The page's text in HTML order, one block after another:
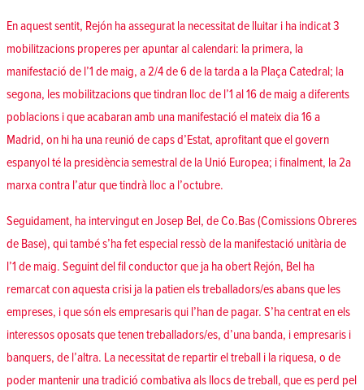
En aquest sentit, Rejón ha assegurat la necessitat de lluitar i ha indicat 3
mobilitzacions properes per apuntar al calendari: la primera, la
manifestació de l’1 de maig, a 2/4 de 6 de la tarda a la Plaça Catedral; la
segona, les mobilitzacions que tindran lloc de l’1 al 16 de maig a diferents
poblacions i que acabaran amb una manifestació el mateix dia 16 a
Madrid, on hi ha una reunió de caps d’Estat, aprofitant que el govern
espanyol té la presidència semestral de la Unió Europea; i finalment, la 2a
marxa contra l’atur que tindrà lloc a l’octubre.
Seguidament, ha intervingut en Josep Bel, de Co.Bas (Comissions Obreres
de Base), qui també s’ha fet especial ressò de la manifestació unitària de
l’1 de maig. Seguint del fil conductor que ja ha obert Rejón, Bel ha
remarcat con aquesta crisi ja la patien els treballadors/es abans que les
empreses, i que són els empresaris qui l’han de pagar. S’ha centrat en els
interessos oposats que tenen treballadors/es, d’una banda, i empresaris i
banquers, de l’altra. La necessitat de repartir el treball i la riquesa, o de
poder mantenir una tradició combativa als llocs de treball, que es perd pel